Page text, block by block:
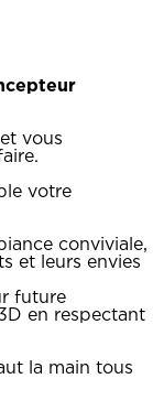
vous
votre
conviviale,
et leurs envies
future
en respectant
la main tous